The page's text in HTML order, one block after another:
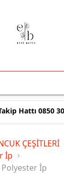
Hattı 0850
ÇEŞİTLERİ
İp
İp